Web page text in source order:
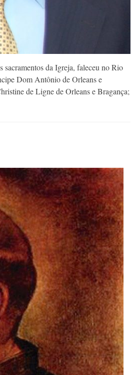
da Igreja, faleceu no Rio
Dom Antônio de Orleans e
de Ligne de Orleans e Bragança;